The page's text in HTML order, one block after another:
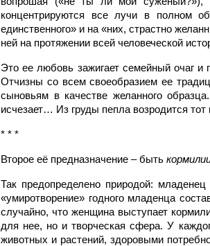
концентрируются все лучи в полном
единственного» и на «них, страстно
ней на протяжении всей человеческой
Это ее любовь зажигает семейный очаг и
Отчизны со всем своеобразием ее
сыновьям в качестве желанного
исчезает… Из груды пепла возродится
* * *
Второе её предназначение – быть
Так предопределено природой:
«умиротворение» годного младенца
случайно, что женщина выступает
для нее, но и творческая сфера. У
животных и растений, здоровыми